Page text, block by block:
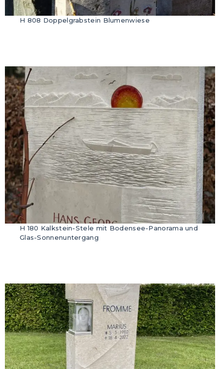
H 808 Doppelgrabstein Blumenwiese
H 180 Kalkstein-Stele mit Bodensee-Panorama und
Glas-Sonnenuntergang